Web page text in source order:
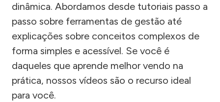
dinâmica. Abordamos desde tutoriais passo a
passo sobre ferramentas de gestão até
explicações sobre conceitos complexos de
forma simples e acessível. Se você é
daqueles que aprende melhor vendo na
prática, nossos vídeos são o recurso ideal
para você.